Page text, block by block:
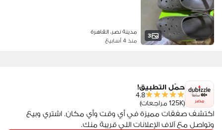
3
مدينة نصر، القاهرة
منذ 4 أسابيع
مصر
حمّل التطبيق!
4.8
(125K مراجعات)
اكتشف صفقات مميزة في أي وقت وأي مكان. اشتري وبيع
وتواصل مع آلاف الإعلانات اللي قريبة منك.